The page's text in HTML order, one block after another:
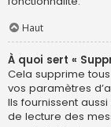
Haut
À quoi sert «
Cela supprime
vos paramètres
Ils fournissent
de lecture des